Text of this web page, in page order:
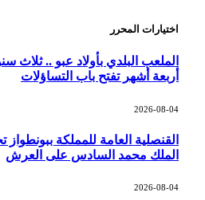
اختيارات المحرر
الملعب البلدي بأولاد عبو .. ثلاث
أربعة أشهر تفتح باب التساؤلات
2026-08-04
الملك محمد السادس على العرش
2026-08-04